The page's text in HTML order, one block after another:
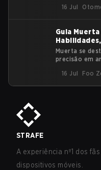
Neste guia,
16 Jul
Guia
Muerta se
precisão em
perto,
16 Jul Foo
STRAFE
A experiência nº1 dos
dispositivos móveis.